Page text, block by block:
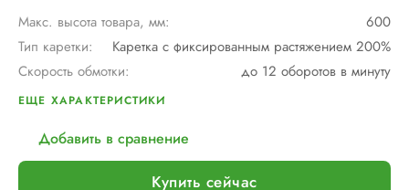
Макс. высота товара, мм:
600
Тип каретки:
Каретка с фиксированным растяжением 200%
Скорость обмотки:
до 12 оборотов в минуту
Тип питания:
Электрическое подключение:
Установленная мощность::
1 кВт
ЕЩЕ ХАРАКТЕРИСТИКИ
Добавить в сравнение
Купить сейчас